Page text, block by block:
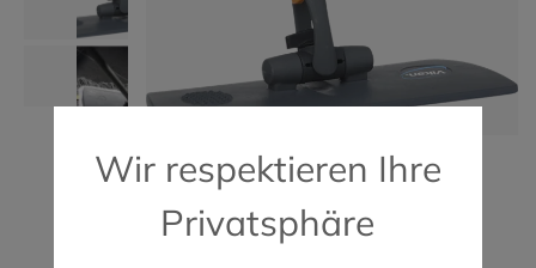
Wir respektieren Ihre
Privatsphäre